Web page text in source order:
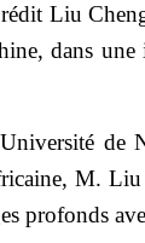
Liu
dans
de
M.
profonds